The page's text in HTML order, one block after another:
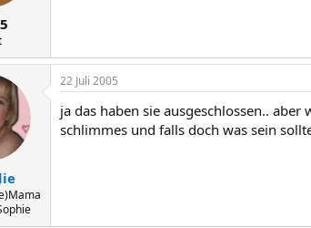
22 Juli 2005
ja das haben sie ausgeschlossen..
schlimmes und falls doch was sein